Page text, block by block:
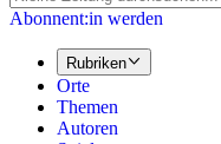
Abonnent:in werden
Rubriken
Orte
Themen
Autoren